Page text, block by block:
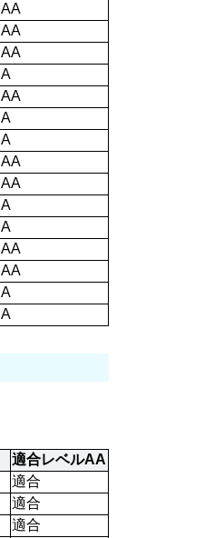
AA
AA
AA
A
AA
A
A
AA
AA
A
A
AA
AA
A
A
適合レベルAA
適合
適合
適合